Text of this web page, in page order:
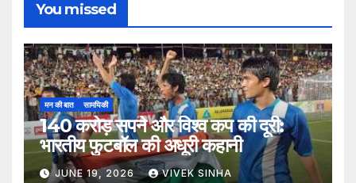
You missed
मन की बात सामयिकी
140 करोड़ सपने और विश्व कप की दूरी:
भारतीय फुटबॉल की अधूरी कहानी
JUNE 19, 2026 VIVEK SINHA